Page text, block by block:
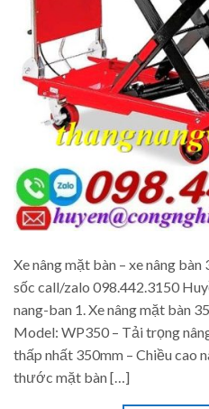
Xe nâng mặt bàn – xe nâng
sốc call/zalo 098.442.3150
nang-ban 1. Xe nâng mặt bàn
Model: WP350 – Tải trọng
thấp nhất 350mm – Chiều cao
thước mặt bàn […]